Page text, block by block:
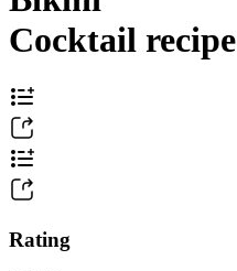
Cocktail recipe
Rating